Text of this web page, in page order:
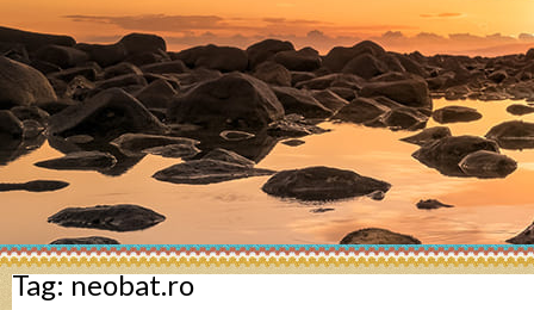
Tag:neobat.ro